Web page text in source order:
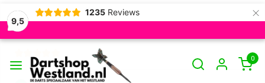
9,5
1235 Reviews ×
0